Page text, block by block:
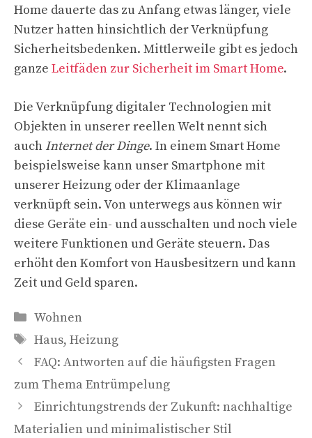
Home dauerte das zu Anfang etwas länger, viele
Nutzer hatten hinsichtlich der Verknüpfung
Sicherheitsbedenken. Mittlerweile gibt es jedoch
ganze Leitfäden zur Sicherheit im Smart Home.
Die Verknüpfung digitaler Technologien mit
Objekten in unserer reellen Welt nennt sich
auch Internet der Dinge. In einem Smart Home
beispielsweise kann unser Smartphone mit
unserer Heizung oder der Klimaanlage
verknüpft sein. Von unterwegs aus können wir
diese Geräte ein- und ausschalten und noch viele
weitere Funktionen und Geräte steuern. Das
erhöht den Komfort von Hausbesitzern und kann
Zeit und Geld sparen.
Kategorien
Wohnen
Schlagwörter
Haus, Heizung
FAQ: Antworten auf die häufigsten Fragen
zum Thema Entrümpelung
Einrichtungstrends der Zukunft: nachhaltige
Materialien und minimalistischer Stil